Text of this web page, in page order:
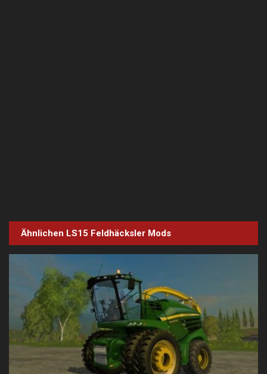
Ähnlichen LS15 Feldhäcksler Mods